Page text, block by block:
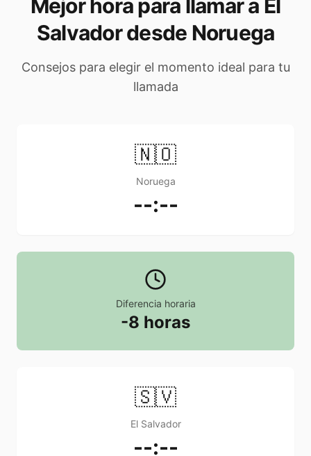
Mejor hora para llamar a El
Salvador desde Noruega
Consejos para elegir el momento ideal para tu
llamada
🇳🇴
Noruega
--:--
Diferencia horaria
-8 horas
🇸🇻
El Salvador
--:--